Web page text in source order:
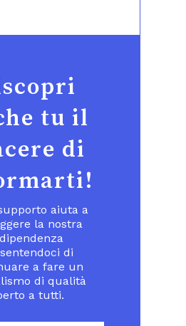
tu il
di
aiuta a
la nostra
di
a fare un
di qualità
a tutti.